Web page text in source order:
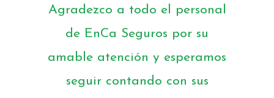
Agradezco a todo el personal
de EnCa Seguros por su
amable atención y esperamos
seguir contando con sus